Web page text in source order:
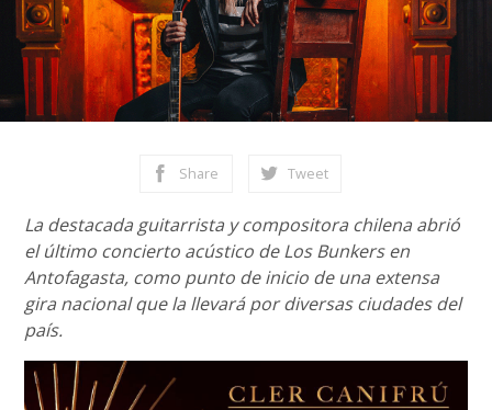
Share Tweet
La destacada guitarrista y compositora chilena abrió
el último concierto acústico de Los Bunkers en
Antofagasta, como punto de inicio de una extensa
gira nacional que la llevará por diversas ciudades del
país.